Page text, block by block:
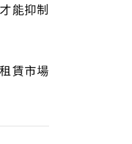
能抑制
賃市場